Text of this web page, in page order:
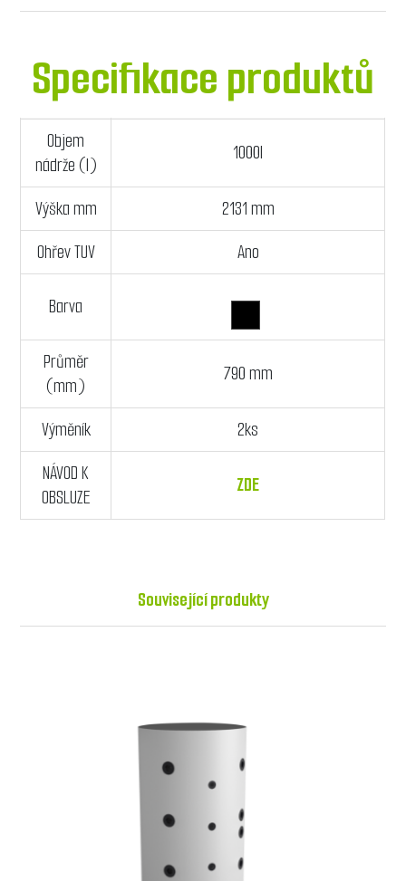
Specifikace produktů
Objem
nádrže (l)
1000l
Výška mm
2131 mm
Ohřev TUV
Ano
Barva
Průměr
(mm)
790 mm
Výměník
2ks
NÁVOD K
OBSLUZE
ZDE
Související produkty